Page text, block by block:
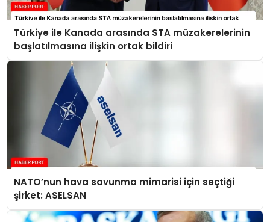
Türkiye ile Kanada arasında STA müzakerelerinin
başlatılmasına ilişkin ortak bildiri
NATO’nun hava savunma mimarisi için seçtiği
şirket: ASELSAN